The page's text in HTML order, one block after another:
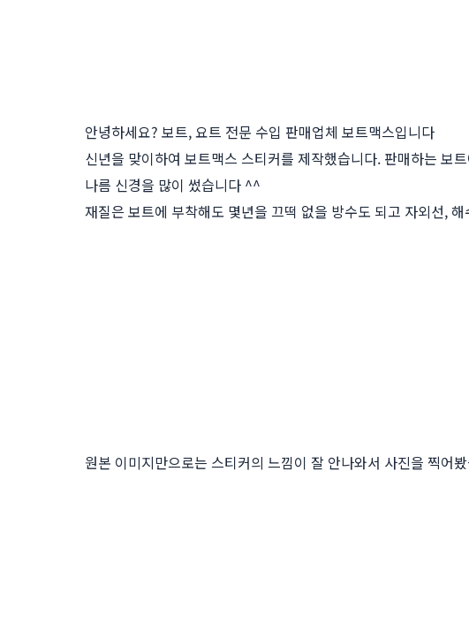
안녕하세요? 보트, 요트 전문 수입 판매업체 보트맥스입니다
신년을 맞이하여 보트맥스 스티커를 제작했습니다. 판매하는 보
나름 신경을 많이 썼습니다 ^^
재질은 보트에 부착해도 몇년을 끄떡 없을 방수도 되고 자외선,
원본 이미지만으로는 스티커의 느낌이 잘 안나와서 사진을 찍어